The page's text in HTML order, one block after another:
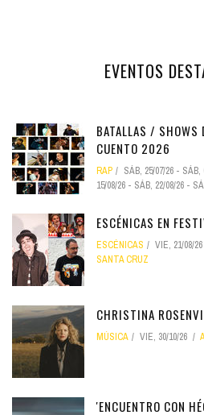
EVENTOS
BATALLAS / SHOWS
CUENTO 2026
RAP SÁB, 25/07/26 - SÁB,
15/08/26 - SÁB, 22/08/26 -
ESCÉNICAS EN
ESCÉNICAS VIE, 21/08/26
SANTA CRUZ
CHRISTINA
MÚSICA VIE, 30/10/26
'ENCUENTRO CON